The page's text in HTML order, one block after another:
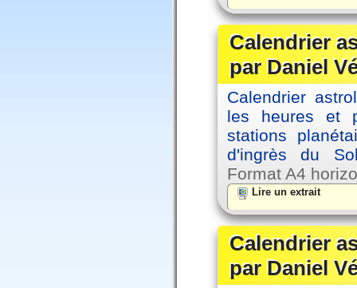
Calendrier
par Daniel
Calendrier
les heures et
stations
d'ingrès du
Format A4
Lire un extrait
Calendrier
par Daniel